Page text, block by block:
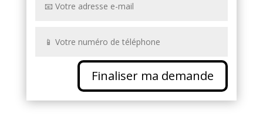
Finaliser ma demande